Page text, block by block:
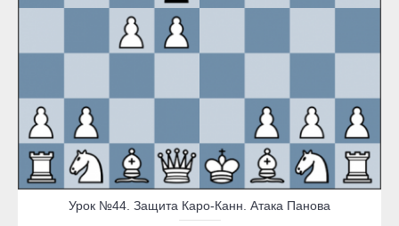
Урок №44. Защита Каро-Канн. Атака Панова